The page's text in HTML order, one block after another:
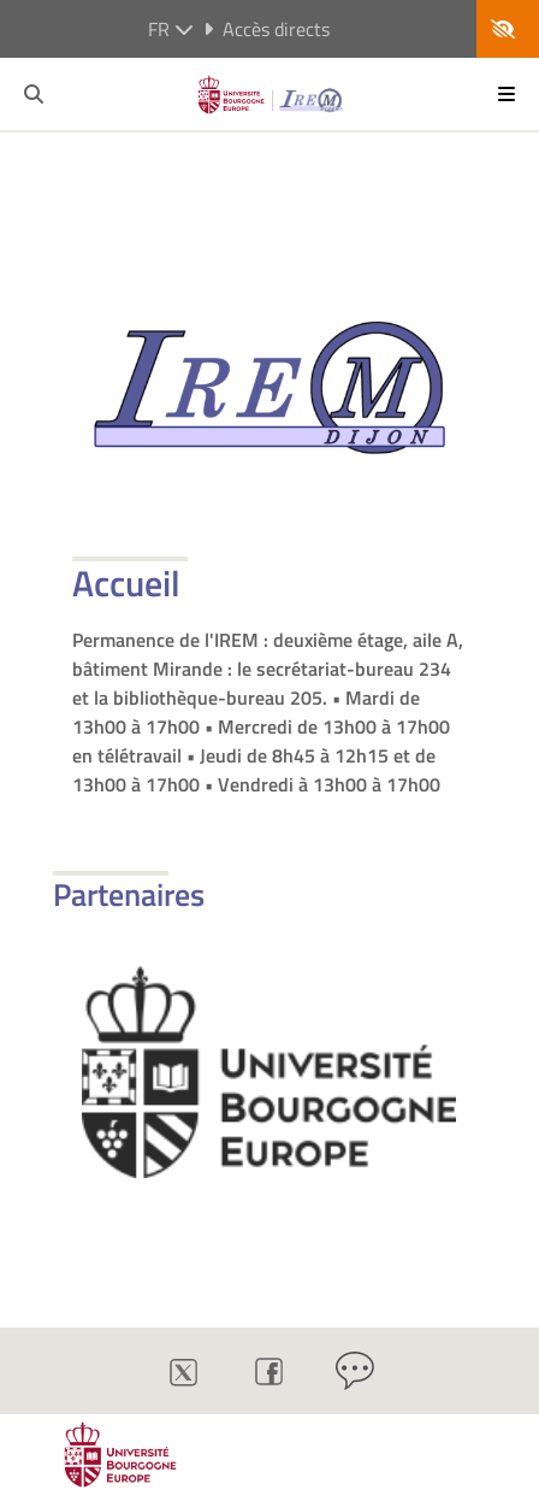
FR Accès directs
Accueil
Permanence de l'IREM : deuxième étage, aile A,
bâtiment Mirande : le secrétariat-bureau 234
et la bibliothèque-bureau 205. • Mardi de
13h00 à 17h00 • Mercredi de 13h00 à 17h00
en télétravail • Jeudi de 8h45 à 12h15 et de
13h00 à 17h00 • Vendredi à 13h00 à 17h00
Partenaires